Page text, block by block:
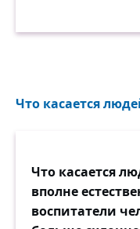
Что касается
Что касается
вполне
воспитатели